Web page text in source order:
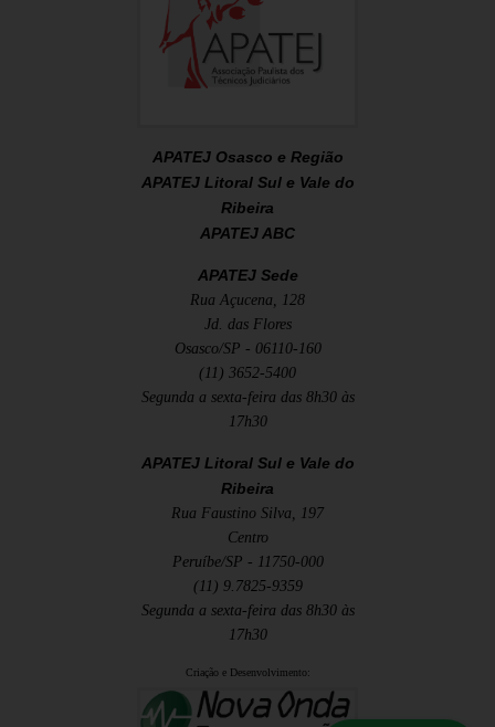
APATEJ Osasco e Região
APATEJ Litoral Sul e Vale do
Ribeira
APATEJ ABC
APATEJ Sede
Rua Açucena, 128
Jd. das Flores
Osasco/SP - 06110-160
(11) 3652-5400
Segunda a sexta-feira das 8h30 às
17h30
APATEJ Litoral Sul e Vale do
Ribeira
Rua Faustino Silva, 197
Centro
Peruíbe/SP - 11750-000
(11) 9.7825-9359
Segunda a sexta-feira das 8h30 às
17h30
Criação e Desenvolvimento: